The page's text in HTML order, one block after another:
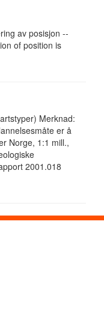
av posisjon --
of position is
Merknad:
er å
Norge, 1:1 mill.,
2001.018